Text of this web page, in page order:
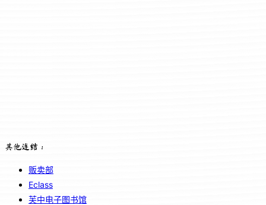
其他连结：
贩卖部
Eclass
芙中电子图书馆